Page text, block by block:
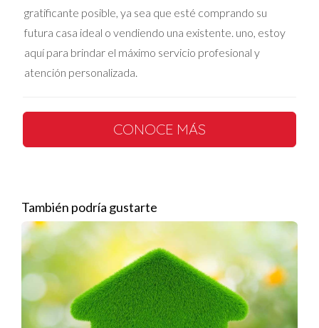
decisiones más informadas.
Además de proteger tu inversión contra las
fluctuaciones del tipo de cambio, es importante
propiedad inmobiliaria
ubicación, el estado de la propiedad y las
te invito a explorar mi catálogo depropiedades
disponibles
. Encontrarás una amplia variedad
de opciones para todos los gustos y
presupuestos.
En resumen, invertir enpropiedades
gratificante posible, ya sea que esté comprando su
futura casa ideal o vendiendo una existente. uno, estoy
aquí para brindar el máximo servicio profesional y
atención personalizada.
CONOCE MÁS
También podría gustarte